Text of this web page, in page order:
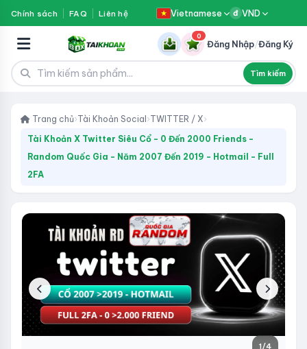
Chính sách FAQ Liên hệ Vietnamese đ VND
Tìm kiếm
0
Đăng Nhập/Đăng Ký
Trang chủ›Tài Khoản Social ›TWITTER / X›
Tài Khoản X Twitter Siêu Cổ - 0 Đến 2000 Friends -
Random Quốc Gia - Năm 2007 Đến 2019 - Hotmail - Full
2FA
1/4